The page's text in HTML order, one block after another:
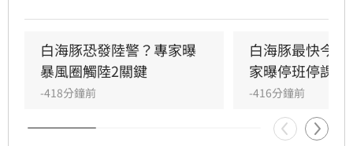
風圈將觸及警戒線，各地風浪明顯增強。專家吳
德榮與林得恩示警，隨颱風北轉與移動路徑變
化，北部與中南部需嚴防劇烈天氣，東半部則有
極端高溫風險。隨後轉為西南風影響，下週一至
週三西南部仍有局部大雨，請民眾持續關注最新
白海豚恐發陸警？專家曝
暴風圈觸陸2關鍵
-418分鐘前
白海豚最快今
家曝停班停課機
-416分鐘前